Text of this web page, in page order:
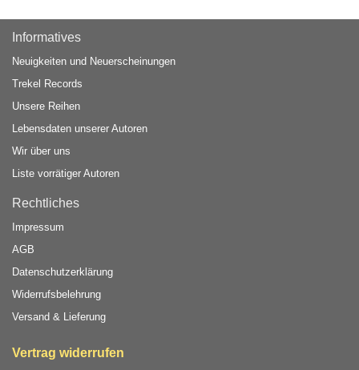
Informatives
Neuigkeiten und Neuerscheinungen
Trekel Records
Unsere Reihen
Lebensdaten unserer Autoren
Wir über uns
Liste vorrätiger Autoren
Rechtliches
Impressum
AGB
Datenschutzerklärung
Widerrufsbelehrung
Versand & Lieferung
Vertrag widerrufen